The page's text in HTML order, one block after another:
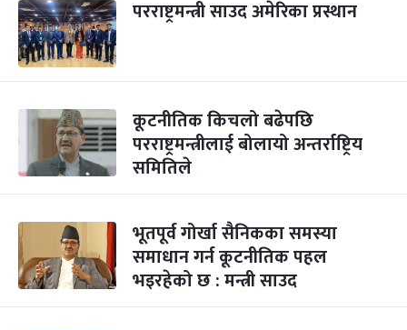
परराष्ट्रमन्त्री साउद अमेरिका प्रस्थान
कूटनीतिक किचलो बढेपछि
परराष्ट्रमन्त्रीलाई बोलायो अन्तर्राष्ट्रिय
समितिले
भूतपूर्व गोर्खा सैनिकका समस्या
समाधान गर्न कूटनीतिक पहल
भइरहेको छ : मन्त्री साउद